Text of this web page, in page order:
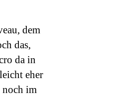
dem
das,
da in
eher
noch im